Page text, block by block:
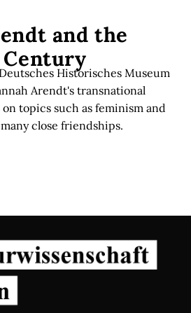
and the
Historisches Museum
Arendt's transnational
topics such as feminism and
close friendships.